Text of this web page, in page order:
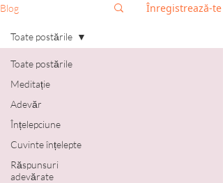
Blog Înregistrează-te
Toate postările
Meditație
Adevăr
Înțelepciune
Cuvinte înțelepte
Răspunsuri
adevărate
Toate postările